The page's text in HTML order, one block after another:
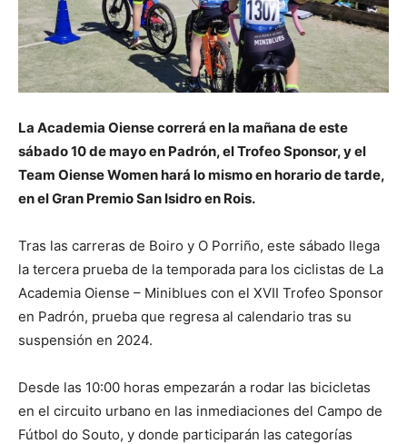
La Academia Oiense correrá en la mañana de este
sábado 10 de mayo en Padrón, el Trofeo Sponsor, y el
Team Oiense Women hará lo mismo en horario de tarde,
en el Gran Premio San Isidro en Rois.
Tras las carreras de Boiro y O Porriño, este sábado llega
la tercera prueba de la temporada para los ciclistas de La
Academia Oiense – Miniblues con el XVII Trofeo Sponsor
en Padrón, prueba que regresa al calendario tras su
suspensión en 2024.
Desde las 10:00 horas empezarán a rodar las bicicletas
en el circuito urbano en las inmediaciones del Campo de
Fútbol do Souto, y donde participarán las categorías